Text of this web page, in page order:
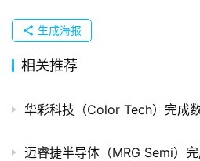
购
组
公
上
生成海报
相关推荐
华彩科技（Color Tech）完成
迈睿捷半导体（MRG Semi）